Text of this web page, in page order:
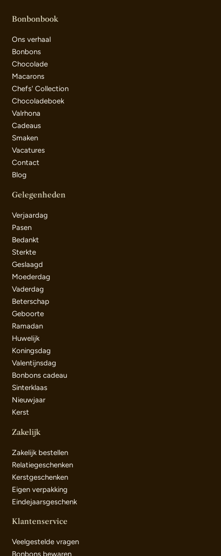
Bonbonbook
Ons verhaal
Bonbons
Chocolade
Macarons
Chefs' Collection
Chocoladeboek
Valrhona
Cadeaus
Smaken
Vacatures
Contact
Blog
Gelegenheden
Verjaardag
Pasen
Bedankt
Sterkte
Geslaagd
Moederdag
Vaderdag
Beterschap
Geboorte
Ramadan
Huwelijk
Koningsdag
Valentijnsdag
Bonbons cadeau
Sinterklaas
Nieuwjaar
Kerst
Zakelijk
Zakelijk bestellen
Relatiegeschenken
Kerstgeschenken
Eigen verpakking
Eindejaarsgeschenk
Klantenservice
Veelgestelde vragen
Bonbons bewaren